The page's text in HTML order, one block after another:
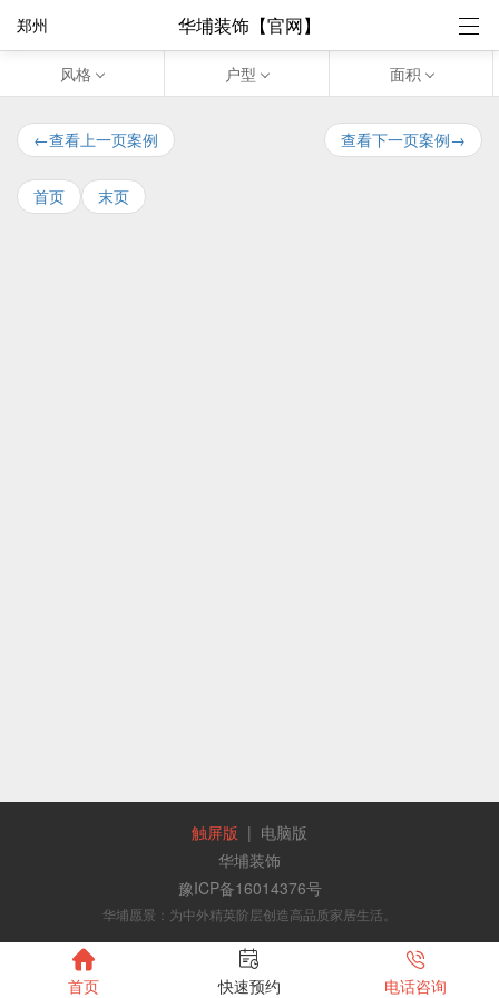
华埔装饰【官网】
郑州
风格 户型 面积
←查看上一页案例 查看下一页案例→
首页 末页
触屏版 | 电脑版
华埔装饰
豫ICP备16014376号
华埔愿景：为中外精英阶层创造高品质家居生活。

首页

快速预约

电话咨询